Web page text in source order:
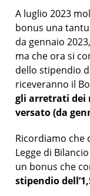
A luglio 2023
bonus una
da gennaio
ma che ora si
dello stipendio
riceveranno il
gli arretrati dei
versato (da
Ricordiamo che
Legge di
un bonus che
stipendio